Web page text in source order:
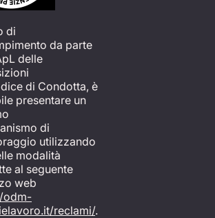
di
da parte
delle
di Condotta, è
presentare un
di
utilizzando
modalità
al seguente
web
odm-
reclami/.